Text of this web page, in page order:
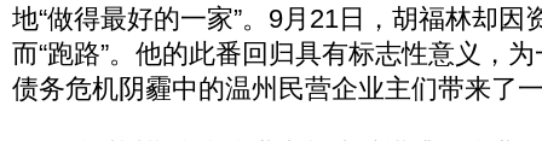
地“做得最好的一家”。9月21日，胡福林却因
而“跑路”。他的此番回归具有标志性意义，
债务危机阴霾中的温州民营企业主们带来了